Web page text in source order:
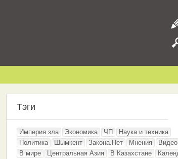
Тэги
Империя зла Экономика ЧП
Наука и техника
Политика
Шымкент Закона.Нет Мнения
Видео
В мире
Центральная Азия В Казахстане